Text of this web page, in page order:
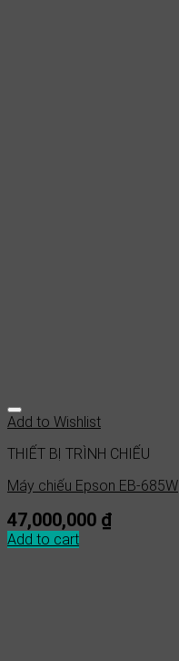
Add to Wishlist
THIẾT BỊ TRÌNH CHIẾU
Máy chiếu Epson EB-685W
47,000,000 ₫
Add to cart